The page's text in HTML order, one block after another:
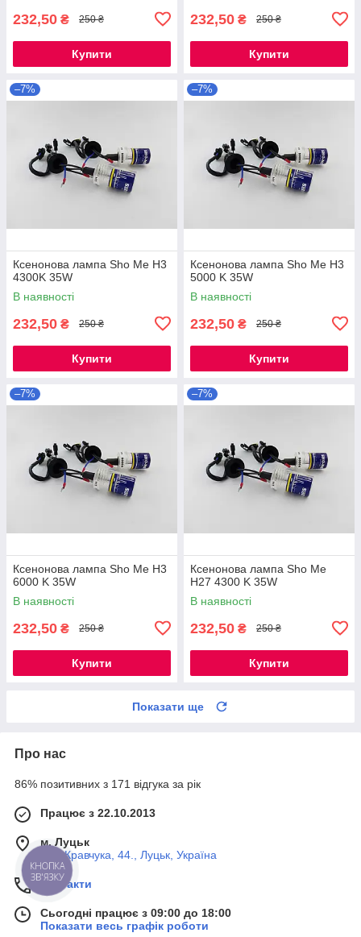
232,50 ₴ 250 ₴
Купити
232,50 ₴ 250 ₴
Купити
–7%
Ксенонова лампа Sho Me H3
4300K 35W
В наявності
232,50 ₴ 250 ₴
Купити
–7%
Ксенонова лампа Sho Me H3
5000 K 35W
В наявності
232,50 ₴ 250 ₴
Купити
–7%
Ксенонова лампа Sho Me H3
6000 K 35W
В наявності
232,50 ₴ 250 ₴
Купити
–7%
Ксенонова лампа Sho Me
H27 4300 K 35W
В наявності
232,50 ₴ 250 ₴
Купити
Показати ще
Про нас
86% позитивних з 171 відгука за рік
Працює з 22.10.2013
м. Луцьк
вул. Кравчука, 44., Луцьк, Україна
Контакти
Сьогодні працює з 09:00 до 18:00
Показати весь графік роботи
КНОПКА
ЗВ'ЯЗКУ